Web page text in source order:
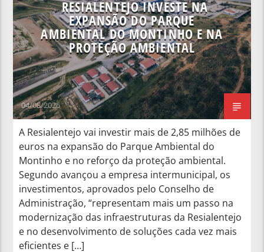
RESIALENTEJO INVESTE NA
EXPANSÃO DO PARQUE
AMBIENTAL DO MONTINHO E NA
PROTEÇÃO AMBIENTAL
04/08/2026
A Resialentejo vai investir mais de 2,85 milhões de
euros na expansão do Parque Ambiental do
Montinho e no reforço da proteção ambiental.
Segundo avançou a empresa intermunicipal, os
investimentos, aprovados pelo Conselho de
Administração, “representam mais um passo na
modernização das infraestruturas da Resialentejo
e no desenvolvimento de soluções cada vez mais
eficientes e […]